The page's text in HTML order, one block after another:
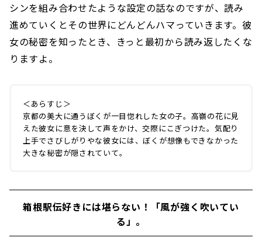
シンを組み合わせたような設定の話なのですが、読み
進めていくとその世界にどんどんハマっていきます。彼
女の秘密を知ったとき、きっと最初から読み返したくな
りますよ。
＜あらすじ＞
京都の美大に通うぼくが一目惚れした女の子。高嶺の花に見
えた彼女に意を決して声をかけ、交際にこぎつけた。気配り
上手でさびしがりやな彼女には、ぼくが想像もできなかった
大きな秘密が隠されていて――。
箱根駅伝好きには堪らない！「風が強く吹いてい
る」。